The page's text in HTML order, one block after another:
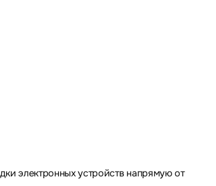
электронных устройств напрямую от